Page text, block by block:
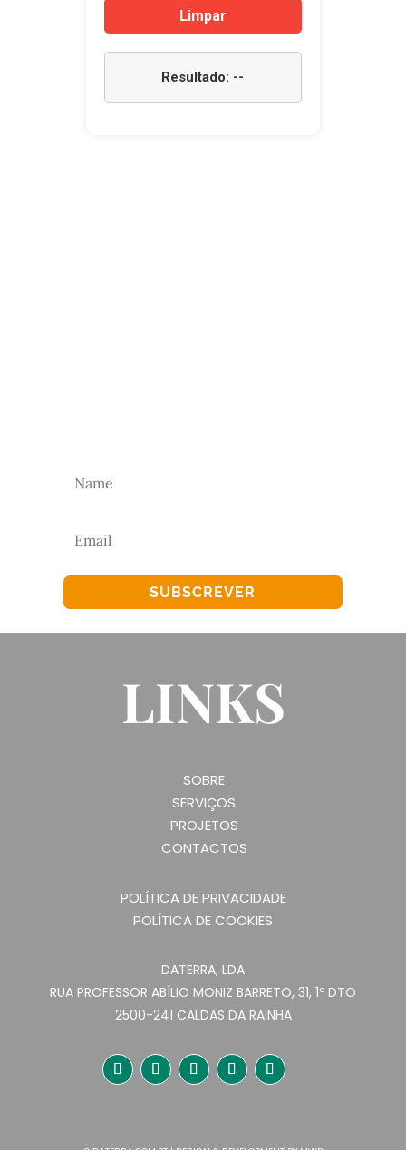
Limpar
Resultado: --
SUBSCREVER
LINKS
SOBRE
SERVIÇOS
PROJETOS
CONTACTOS
POLÍTICA DE PRIVACIDADE
POLÍTICA DE COOKIES
DATERRA, LDA
RUA PROFESSOR ABÍLIO MONIZ BARRETO, 31, 1º DTO
2500-241 CALDAS DA RAINHA